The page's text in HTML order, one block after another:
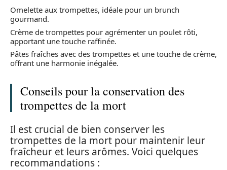
Omelette aux trompettes, idéale pour un brunch
gourmand.
Crème de trompettes pour agrémenter un poulet rôti,
apportant une touche raffinée.
Pâtes fraîches avec des trompettes et une touche de crème,
offrant une harmonie inégalée.
Conseils pour la conservation des
trompettes de la mort
Il est crucial de bien conserver les
trompettes de la mort pour maintenir leur
fraîcheur et leurs arômes. Voici quelques
recommandations :